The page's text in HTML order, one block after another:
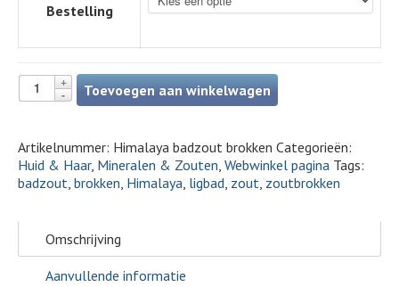
Bestelling
Toevoegen aan winkelwagen
Artikelnummer: Himalaya badzout brokken Categorieën:
Huid & Haar, Mineralen & Zouten Webwinkel pagina Tags:
badzout brokken Himalaya ligbad zout zoutbrokken
Omschrijving
Aanvullende informatie